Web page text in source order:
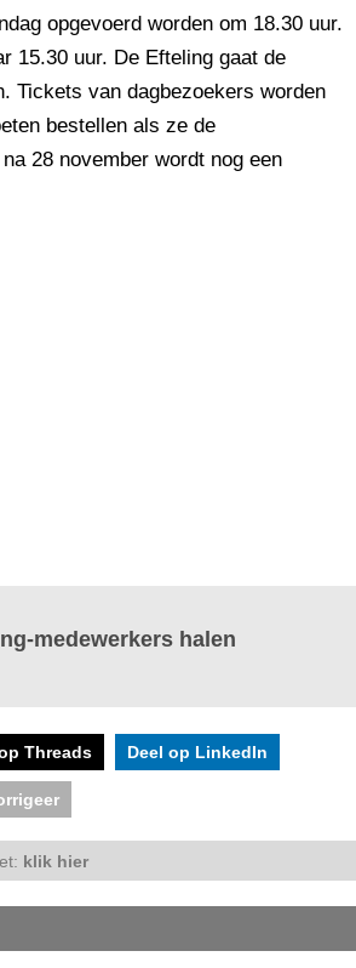
opgevoerd worden om 18.30 uur.
15.30 uur. De Efteling gaat de
Tickets van dagbezoekers worden
bestellen als ze de
28 november wordt nog een
medewerkers halen
Threads Deel op LinkedIn
klik hier